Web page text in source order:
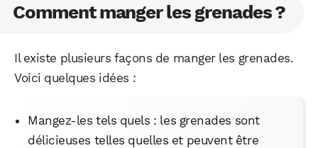
Comment manger les grenades ?
Il existe plusieurs façons de manger les grenades.
Voici quelques idées :
Mangez-les tels quels : les grenades sont
délicieuses telles quelles et peuvent être